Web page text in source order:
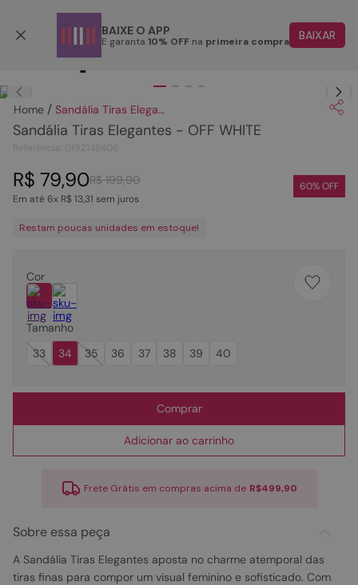
BAIXE O APP
E garanta 10% OFF na primeira compra BAIXAR
Sandália Tiras Elegantes - OFF WHITE
Sandália Tiras Elegantes - OFF WHITE
R$ 199,90
R$ 79,90
Em até6x R$13,31 sem juros
60% OFF
Restam poucas unidades em estoque!
Cor
Tamanho
33
34 35 36 37 38 39 40
Comprar
Adicionar ao carrinho
Frete Grátis em compras acima de R$499,90
Sobre essa peça
A Sandália Tiras Elegantes aposta no charme atemporal das
tiras finas para compor um visual feminino e sofisticado. Com
1
2º
tenis
4º
sandalia
5º
rasteira
6º
tamanco
sapatilha
óculos
10º couro